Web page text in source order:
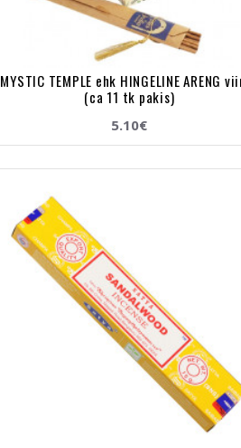
MYSTIC TEMPLE ehk HINGELINE ARENG
(ca 11 tk pakis)
5.10€